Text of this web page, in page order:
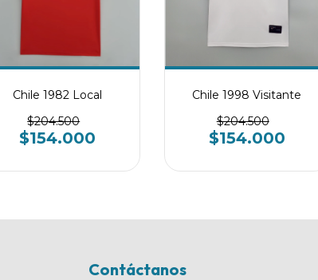
Chile 1982 Local
$204.500
$154.000
Chile 1998 Visitante
$204.500
$154.000
Contáctanos